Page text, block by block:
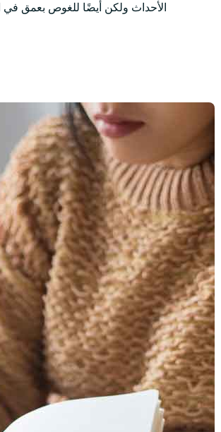
الأحداث ولكن أيضًا للغوص بعمق في